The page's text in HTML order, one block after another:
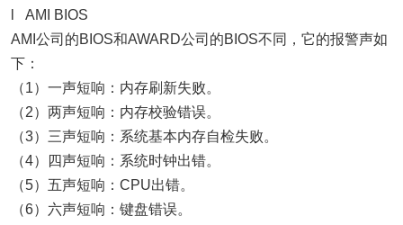
l AMI BIOS
AMI公司的BIOS和AWARD公司的BIOS不同，它的报警声如
下：
（1）一声短响：内存刷新失败。
（2）两声短响：内存校验错误。
（3）三声短响：系统基本内存自检失败。
（4）四声短响：系统时钟出错。
（5）五声短响：CPU出错。
（6）六声短响：键盘错误。